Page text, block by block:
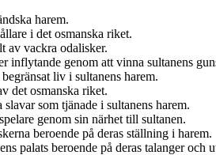
harem.
i det osmanska riket.
av vackra odalisker.
inflytande genom att vinna sultanens
liv i sultanens harem.
det osmanska riket.
som tjänade i sultanens harem.
genom sin närhet till sultanen.
beroende på deras ställning i harem.
palats beroende på deras talanger och